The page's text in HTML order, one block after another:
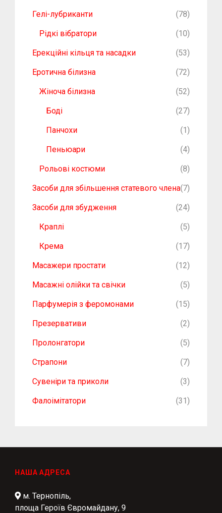
Гелі-лубриканти (78)
Рідкі вібратори (10)
Ерекційні кільця та насадки (53)
Еротична білизна (72)
Жіноча білизна (52)
Боді (27)
Панчохи (1)
Пеньюари (4)
Рольові костюми (8)
Засоби для збільшення статевого члена(7)
Засоби для збудження (24)
Краплі (5)
Крема (17)
Масажери простати (12)
Масажні олійки та свічки (5)
Парфумерія з феромонами (15)
Презервативи (2)
Пролонгатори (5)
Страпони (7)
Сувеніри та приколи (3)
Фалоімітатори (31)
НАША АДРЕСА
м. Тернопіль,
площа Героїв Євромайдану, 9